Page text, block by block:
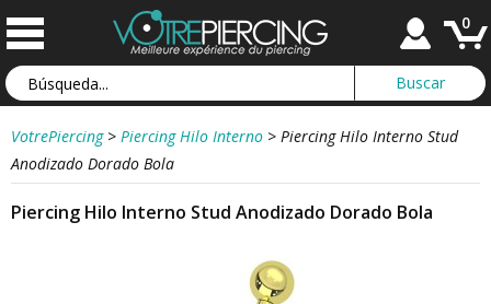
0
VotrePiercing > Piercing Hilo Interno > Piercing Hilo Interno Stud
Anodizado Dorado Bola
Piercing Hilo Interno Stud Anodizado Dorado Bola